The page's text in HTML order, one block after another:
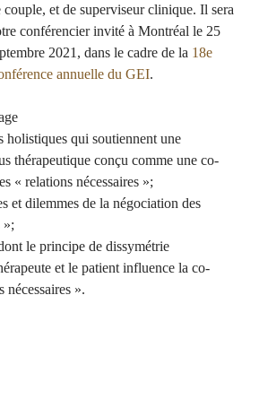
couple, et de superviseur clinique. Il sera
conférencier invité à Montréal le 25
2021, dans le cadre de la 18e
annuelle du GEI.
holistiques qui soutiennent une
thérapeutique conçu comme une co-
« relations nécessaires »;
et dilemmes de la négociation des
»;
le principe de dissymétrie
et le patient influence la co-
nécessaires ».